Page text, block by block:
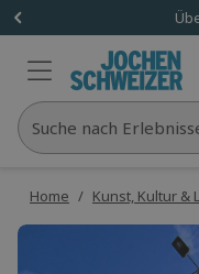
Suche nach
Home / Kunst, Kultur &